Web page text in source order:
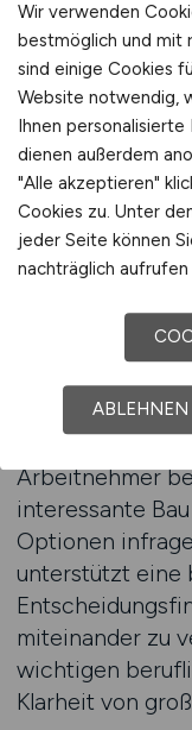
Der Jobfinder
ihre Jobsuche
alle verfügbaren
durchsuchen,
betrachten, die
persönlichen
spart Zeit und
Aufmerksamkeit
realistische
strukturierte
Ergebnisse und
Ein weiterer
Jobfinders
Arbeitnehmer
interessante
Optionen
unterstützt eine
miteinander zu
wichtigen
Klarheit von
Wir verwenden
bestmöglich und mit
sind einige Cookies
Website notwendig,
Ihnen personalisierte
dienen außerdem
"Alle akzeptieren"
Cookies zu. Unter
jeder Seite können
nachträglich aufrufen
ABLEHNEN